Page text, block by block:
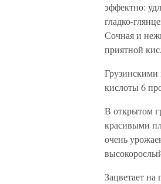
эффектно:
гладко-
Сочная и
приятной
Грузинскими
кислоты 6
В открытом
красивыми
очень
Зацветает